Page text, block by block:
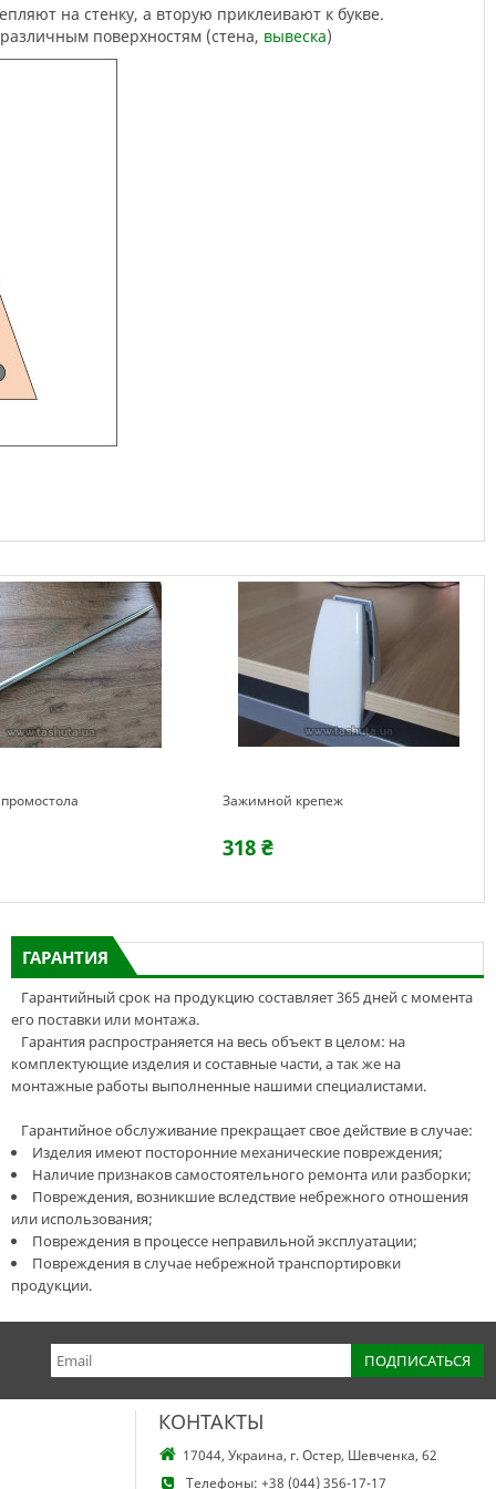
поверхностям (стена, вывеска)
Зажимной крепеж
318 ₴
ГАРАНТИЯ
Гарантийный срок на продукцию составляет 365 дней с момента
его поставки или монтажа.
Гарантия распространяется на весь объект в целом: на
комплектующие изделия и составные части, а так же на
монтажные работы выполненные нашими специалистами.
Гарантийное обслуживание прекращает свое действие в случае:
Изделия имеют посторонние механические повреждения;
Наличие признаков самостоятельного ремонта или разборки;
Повреждения, возникшие вследствие небрежного отношения
или использования;
Повреждения в процессе неправильной эксплуатации;
Повреждения в случае небрежной транспортировки
продукции.
КОНТАКТЫ
17044, Украина, г. Остер, Шевченка, 62
Телефоны: +38 (044) 356-17-17